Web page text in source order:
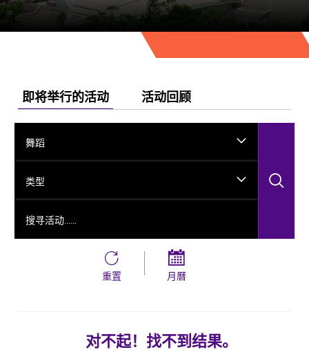
即将举行的活动 活动回顾
舞蹈
类型
重置 月曆
对不起！找不到结果。